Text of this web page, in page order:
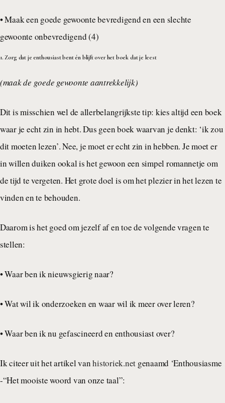
• Maak een goede gewoonte bevredigend en een slechte
gewoonte onbevredigend (4)
1. Zorg dat je enthousiast bent én blijft over het boek dat je leest
(maak de goede gewoonte aantrekkelijk)
Dit is misschien wel de allerbelangrijkste tip: kies altijd een boek
waar je echt zin in hebt. Dus geen boek waarvan je denkt: ‘ik zou
dit moeten lezen’. Nee, je moet er echt zin in hebben. Je moet er
in willen duiken ookal is het gewoon een simpel romannetje om
de tijd te vergeten. Het grote doel is om het plezier in het lezen te
vinden en te behouden.
Daarom is het goed om jezelf af en toe de volgende vragen te
stellen:
• Waar ben ik nieuwsgierig naar?
• Wat wil ik onderzoeken en waar wil ik meer over leren?
• Waar ben ik nu gefascineerd en enthousiast over?
Ik citeer uit het artikel vanhistoriek.net genaamd ‘Enthousiasme
-“Het mooiste woord van onze taal”: